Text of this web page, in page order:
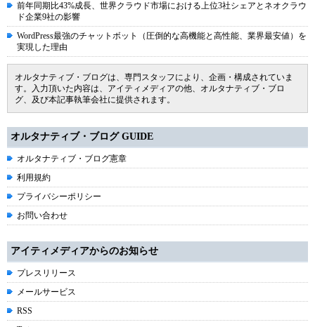
前年同期比43%成長、世界クラウド市場における上位3社シェアとネオクラウ
ド企業9社の影響
WordPress最強のチャットボット（圧倒的な高機能と高性能、業界最安値）を
実現した理由
オルタナティブ・ブログは、専門スタッフにより、企画・構成されていま
す。入力頂いた内容は、アイティメディアの他、オルタナティブ・ブロ
グ、及び本記事執筆会社に提供されます。
オルタナティブ・ブログ GUIDE
オルタナティブ・ブログ憲章
利用規約
プライバシーポリシー
お問い合わせ
アイティメディアからのお知らせ
プレスリリース
メールサービス
RSS